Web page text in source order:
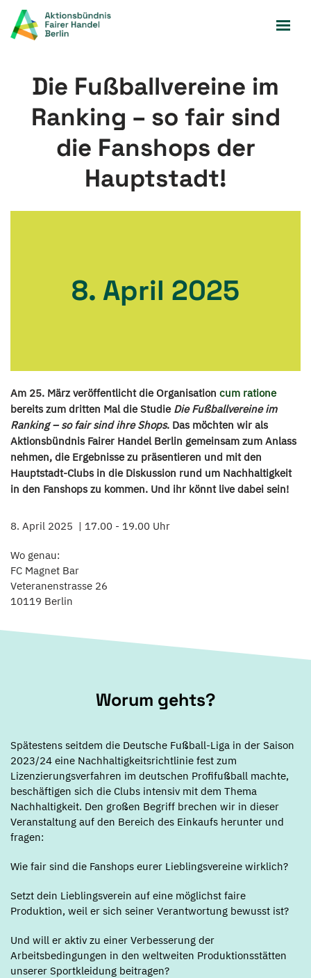
Zum
Die Fußballvereine im
Ranking – so fair sind
die Fanshops der
Hauptstadt!
8. April 2025
Am 25. März veröffentlicht die Organisation cum ratione
bereits zum dritten Mal die Studie Die Fußballvereine im
Ranking – so fair sind ihre Shops. Das möchten wir als
Aktionsbündnis Fairer Handel Berlin gemeinsam zum Anlass
nehmen, die Ergebnisse zu präsentieren und mit den
Hauptstadt-Clubs in die Diskussion rund um Nachhaltigkeit
in den Fanshops zu kommen. Und ihr könnt live dabei sein!
8. April 2025 17.00 - 19.00 Uhr
Wo genau:
FC Magnet Bar
Veteranenstrasse 26
10119 Berlin
Worum gehts?
Spätestens seitdem die Deutsche Fußball-Liga in der Saison
2023/24 eine Nachhaltigkeitsrichtlinie fest zum
Lizenzierungsverfahren im deutschen Profifußball machte,
beschäftigen sich die Clubs intensiv mit dem Thema
Nachhaltigkeit. Den großen Begriff brechen wir in dieser
Veranstaltung auf den Bereich des Einkaufs herunter und
fragen:
Wie fair sind die Fanshops eurer Lieblingsvereine wirklich?
Setzt dein Lieblingsverein auf eine möglichst faire
Produktion, weil er sich seiner Verantwortung bewusst ist?
Und will er aktiv zu einer Verbesserung der
Arbeitsbedingungen in den weltweiten Produktionsstätten
unserer Sportkleidung beitragen?